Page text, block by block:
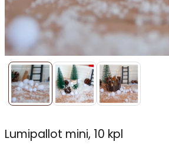
Lumipallot mini, 10 kpl